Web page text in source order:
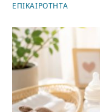
ΕΠΙΚΑΙΡΟΤΗΤΑ